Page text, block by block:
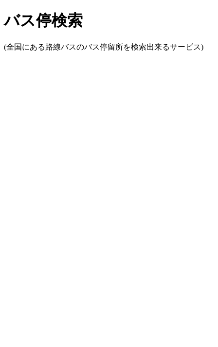
バス停検索
(全国にある路線バスのバス停留所を検索出来るサービス)